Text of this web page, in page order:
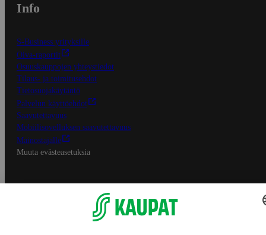
Info
S-Business yrityksille
Oiva-raportit
Osuuskauppojen yhteystiedot
Tilaus- ja toimitusehdot
Tietosuojakäytäntö
Palvelun käyttöehdot
Saavutettavuus
Mobiilisovelluksen saavutettavuus
Mainostajalle
Muuta evästeasetuksia
S-ryhmän palvelut